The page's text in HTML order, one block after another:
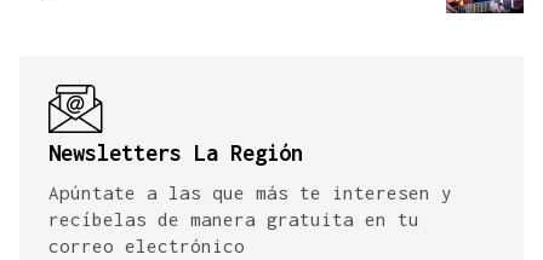
Newsletters La Región
Apúntate a las que más te interesen y
recíbelas de manera gratuita en tu
correo electrónico